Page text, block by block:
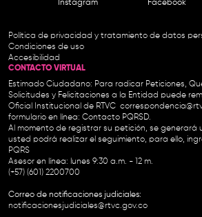
Instagram Facebook
Política de privacidad y tratamiento de datos
Condiciones de uso
Accesibilidad
CONTACTO VIRTUAL
Estimado Ciudadano: Para radicar Peticiones,
Solicitudes y Felicitaciones a la Entidad puede
Oficial Institucional de RTVC
formulario en línea: Contacto PQRSD.
Al momento de registrar su petición, se generará
usted podrá realizar el seguimiento, para ello,
PQRS
Asesor en línea: lunes 9:30 a.m. - 12 m.
(+57) (601) 2200700
Correo de notificaciones judiciales:
notificacionesjudiciales@rtvc.gov.co